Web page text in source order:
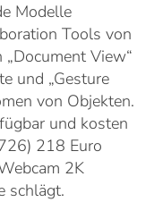
Modelle
Tools von
View“
und „Gesture
von Objekten.
und kosten
218 Euro
2K
schlägt.